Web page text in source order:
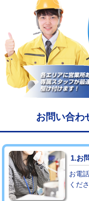
給水管工事※（ライニ
管・ポリ管・HT管使用
給水管工事※（ライニ
管・ポリ管・HT管使用/
マス交換（土の掘削・
マス交換（深さ50㎝未
マス交換（深さ50㎝以
コンクリート斫り（厚
コンクリート斫り（厚
モルタル補修（厚さ10
モルタル補修（厚さ10㎝
お問い合わ
1.お
お電
くだ